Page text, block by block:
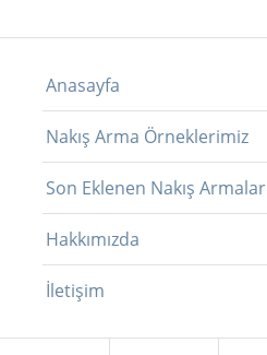
Anasayfa
Nakış Arma Örneklerimiz
Son Eklenen Nakış Armalar
Hakkımızda
İletişim